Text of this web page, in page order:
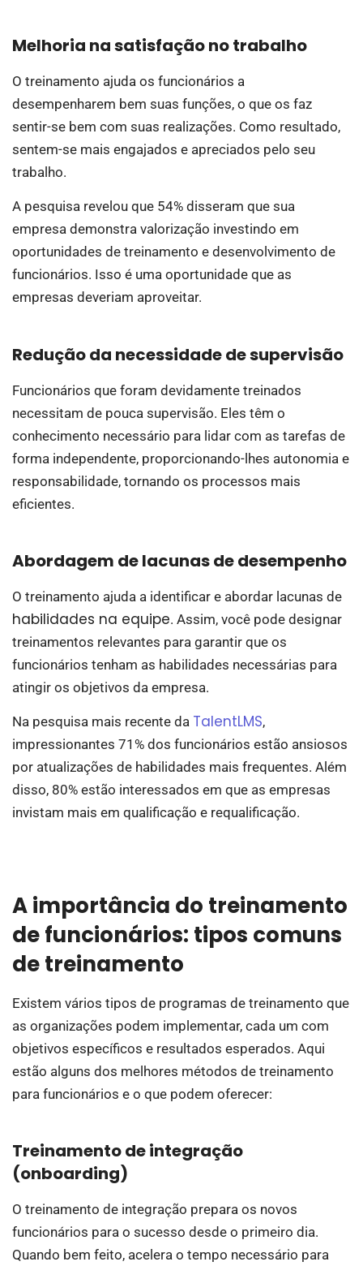
Melhoria na satisfação no trabalho
O treinamento ajuda os funcionários a
desempenharem bem suas funções, o que os faz
sentir-se bem com suas realizações. Como resultado,
sentem-se mais engajados e apreciados pelo seu
trabalho.
A pesquisa revelou que 54% disseram que sua
empresa demonstra valorização investindo em
oportunidades de treinamento e desenvolvimento de
funcionários. Isso é uma oportunidade que as
empresas deveriam aproveitar.
Redução da necessidade de supervisão
Funcionários que foram devidamente treinados
necessitam de pouca supervisão. Eles têm o
conhecimento necessário para lidar com as tarefas de
forma independente, proporcionando-lhes autonomia e
responsabilidade, tornando os processos mais
eficientes.
Abordagem de lacunas de desempenho
O treinamento ajuda a identificar e abordar lacunas de
habilidades na equipe. Assim, você pode designar
treinamentos relevantes para garantir que os
funcionários tenham as habilidades necessárias para
atingir os objetivos da empresa.
Na pesquisa mais recente da TalentLMS,
impressionantes 71% dos funcionários estão ansiosos
por atualizações de habilidades mais frequentes. Além
disso, 80% estão interessados em que as empresas
invistam mais em qualificação e requalificação.
A importância do treinamento
de funcionários: tipos comuns
de treinamento
Existem vários tipos de programas de treinamento que
as organizações podem implementar, cada um com
objetivos específicos e resultados esperados. Aqui
estão alguns dos melhores métodos de treinamento
para funcionários e o que podem oferecer:
Treinamento de integração
(onboarding)
O treinamento de integração prepara os novos
funcionários para o sucesso desde o primeiro dia.
Quando bem feito, acelera o tempo necessário para